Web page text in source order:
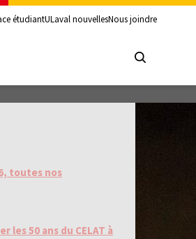
étudiantULaval nouvellesNous joindre
toutes nos
les 50 ans du CELAT à